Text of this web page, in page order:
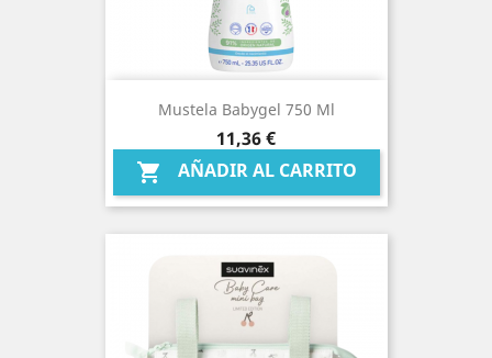
Mustela Babygel 750 Ml
Precio
11,36 €
 AÑADIR AL CARRITO